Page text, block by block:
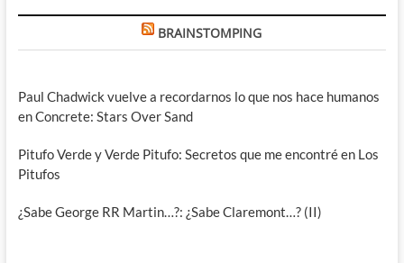
BRAINSTOMPING
Paul Chadwick vuelve a recordarnos lo que nos hace humanos
en Concrete: Stars Over Sand
Pitufo Verde y Verde Pitufo: Secretos que me encontré en Los
Pitufos
¿Sabe George RR Martin…?: ¿Sabe Claremont…? (II)